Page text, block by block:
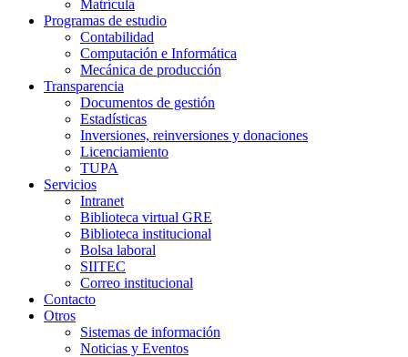
Matrícula
Programas de estudio
Contabilidad
Computación e Informática
Mecánica de producción
Transparencia
Documentos de gestión
Estadísticas
Inversiones, reinversiones y donaciones
Licenciamiento
TUPA
Servicios
Intranet
Biblioteca virtual GRE
Biblioteca institucional
Bolsa laboral
SIITEC
Correo institucional
Contacto
Otros
Sistemas de información
Noticias y Eventos